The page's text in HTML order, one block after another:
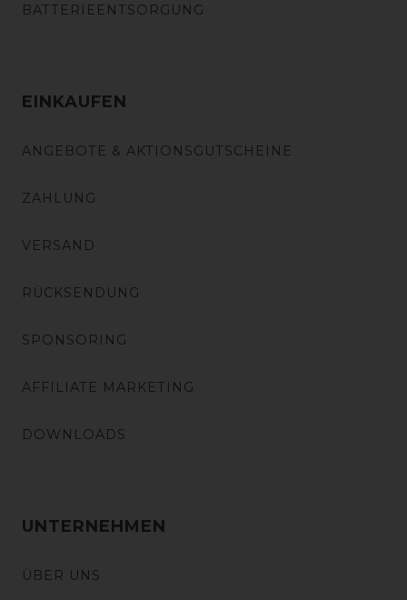
BATTERIEENTSORGUNG
EINKAUFEN
ANGEBOTE & AKTIONSGUTSCHEINE
ZAHLUNG
VERSAND
RÜCKSENDUNG
SPONSORING
AFFILIATE MARKETING
DOWNLOADS
UNTERNEHMEN
ÜBER UNS